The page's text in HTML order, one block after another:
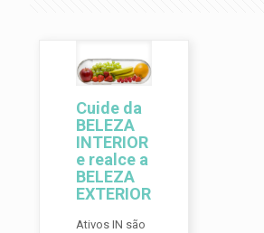
Cuide da
BELEZA
INTERIOR
e realce a
BELEZA
EXTERIOR
Ativos IN são